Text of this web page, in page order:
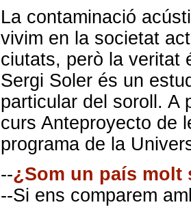
La contaminació
vivim en la societat
ciutats, però la veritat
Sergi Soler és un
particular del soroll. A
curs Anteproyecto de
programa de la
--¿Som un país molt
--Si ens comparem